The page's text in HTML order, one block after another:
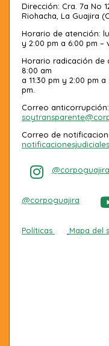
Dirección: Cra. 7a No
Riohacha, La Guajira
Horario de atención:
y 2:00 pm a 6:00 pm –
Horario radicación de
8:00 am
a 11:30 pm y 2:00 pm
pm.
Correo anticorrupción:
Correo de
@corpoguajira
@corpoguajira
Políticas Mapa del